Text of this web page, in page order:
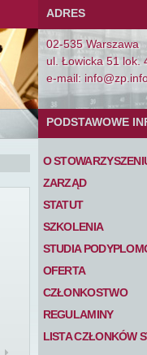
ADRES
02-535 Warszawa
ul. Łowicka 51 lok.
e-mail:
PODSTAWOWE
O
ZARZĄD
STATUT
SZKOLENIA
STUDIA
OFERTA
CZŁONKOSTWO
REGULAMINY
LISTA CZŁONKÓW